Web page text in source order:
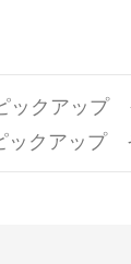
ックアップ
ックアップ